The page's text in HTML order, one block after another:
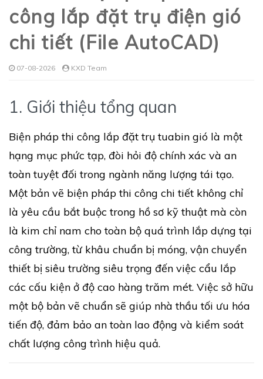
công lắp đặt trụ điện gió
chi tiết (File AutoCAD)
07-08-2026 KXD Team
1. Giới thiệu tổng quan
Biện pháp thi công lắp đặt trụ tuabin gió là một
hạng mục phức tạp, đòi hỏi độ chính xác và an
toàn tuyệt đối trong ngành năng lượng tái tạo.
Một bản vẽ biện pháp thi công chi tiết không chỉ
là yêu cầu bắt buộc trong hồ sơ kỹ thuật mà còn
là kim chỉ nam cho toàn bộ quá trình lắp dựng tại
công trường, từ khâu chuẩn bị móng, vận chuyển
thiết bị siêu trường siêu trọng đến việc cẩu lắp
các cấu kiện ở độ cao hàng trăm mét. Việc sở hữu
một bộ bản vẽ chuẩn sẽ giúp nhà thầu tối ưu hóa
tiến độ, đảm bảo an toàn lao động và kiểm soát
chất lượng công trình hiệu quả.